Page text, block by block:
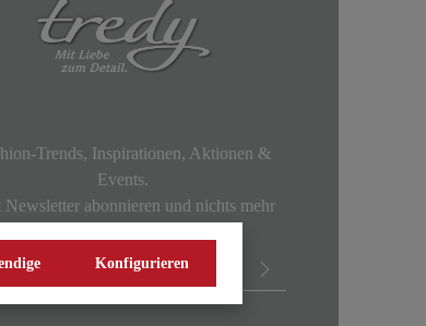
Trends, Inspirationen, Aktionen &
Events.
Newsletter abonnieren und nichts mehr
Konfigurieren